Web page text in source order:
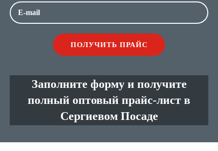
Заполните форму и получите
полный оптовый прайс-лист в
Сергиевом Посаде